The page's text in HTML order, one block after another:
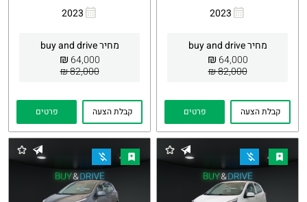
2023
מחיר buy and drive
64,000
₪
82,000 ₪
Whatsapp
קבלת הצעה פרטים
2023
מחיר buy and drive
64,000
₪
82,000 ₪
Whatsapp
קבלת הצעה פרטים